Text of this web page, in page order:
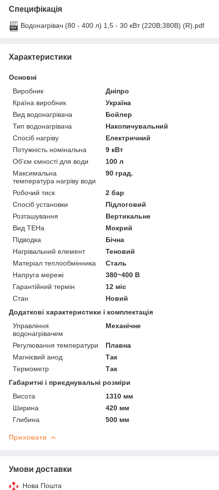
Специфікація
Водонагрівач (80 - 400 л) 1,5 - 30 кВт (220В;380В) (R).pdf
Характеристики
Основні
Виробник
Дніпро
Країна виробник
Україна
Вид водонагрівача
Бойлер
Тип водонагрівача
Накопичувальний
Спосіб нагріву
Електричний
Потужність номінальна
9 кВт
Об'єм ємності для води
100 л
Максимальна
температура нагріву води
90 град.
Робочий тиск
2 бар
Спосіб установки
Підлоговий
Розташування
Вертикальне
Вид ТЕНа
Мокрий
Підводка
Бічна
Нагрівальний елемент
Теновий
Матеріал теплообмінника
Сталь
Напруга мережі
380~400 В
Гарантійний термін
12 міс
Стан
Новий
Додаткові характеристики і комплектація
Управління
водонагрівачем
Механічне
Регулювання температури
Плавна
Магнієвий анод
Так
Термометр
Так
Габаритні і приєднувальні розміри
Висота
1310 мм
Ширина
420 мм
Глибина
500 мм
Приховати
Умови доставки
Нова Пошта